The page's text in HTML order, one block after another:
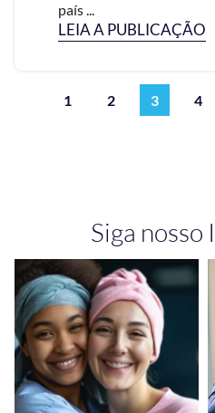
país ...
LEIA A PUBLICAÇÃO
1 2 3 4
Siga nosso